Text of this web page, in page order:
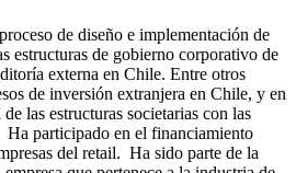
de diseño e implementación de
estructuras de gobierno corporativo de
externa en Chile. Entre otros
de inversión extranjera en Chile, y en
las estructuras societarias con las
Ha participado en el financiamiento
del retail. Ha sido parte de la